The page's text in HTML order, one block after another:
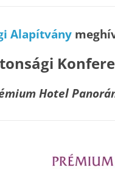
Alapítvány
Hotel